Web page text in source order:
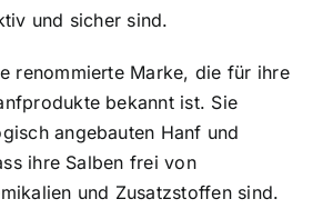
und sicher sind.
renommierte Marke, die für ihre
bekannt ist. Sie
angebauten Hanf und
ihre Salben frei von
und Zusatzstoffen sind.